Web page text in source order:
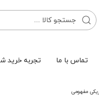
تماس با ما تجربه خرید
مفهومی